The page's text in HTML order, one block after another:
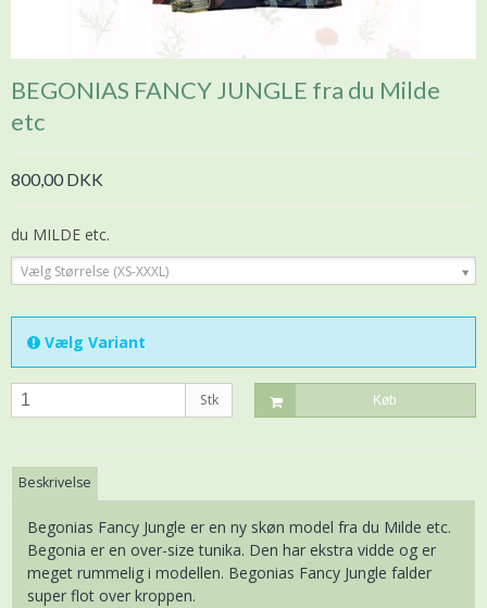
BEGONIAS FANCY JUNGLE fra du Milde
etc
800,00 DKK
du MILDE etc.
Vælg Størrelse (XS-XXXL)
Vælg Variant
Stk Køb
Beskrivelse
Begonias Fancy Jungle er en ny skøn model fra du Milde etc.
Begonia er en over-size tunika. Den har ekstra vidde og er
meget rummelig i modellen. Begonias Fancy Jungle falder
super flot over kroppen.